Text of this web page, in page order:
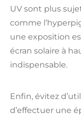
UV sont plus
comme
une exposition
écran solaire à
indispensable.
Enfin, évitez
d’effectuer une